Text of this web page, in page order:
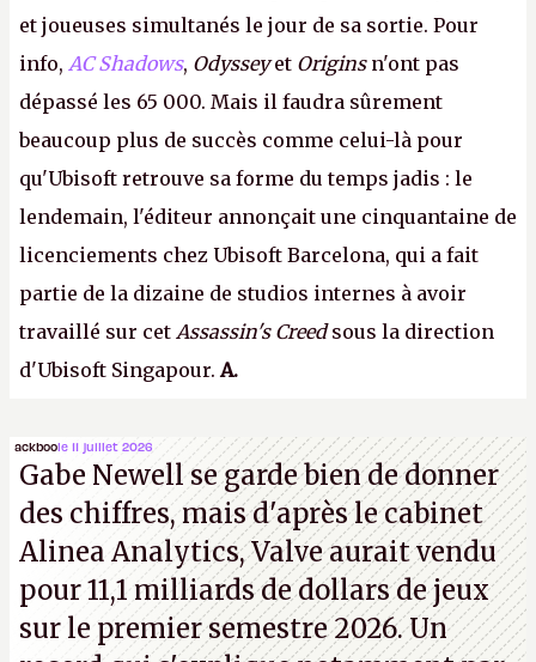
et joueuses simultanés le jour de sa sortie. Pour
info, AC Shadows, Odysseyet Originsn'ont pas
dépassé les 65 000. Mais il faudra sûrement
beaucoup plus de succès comme celui-là pour
qu'Ubisoft retrouve sa forme du temps jadis : le
lendemain, l'éditeur annonçait une cinquantaine de
licenciements chez Ubisoft Barcelona, qui a fait
partie de la dizaine de studios internes à avoir
travaillé sur cet Assassin's Creedsous la direction
d'Ubisoft Singapour.A.
ackboole 11 juillet 2026
Gabe Newell se garde bien de donner
des chiffres, mais d'après le cabinet
Alinea Analytics, Valve aurait vendu
pour 11,1 milliards de dollars de jeux
sur le premier semestre 2026. Un